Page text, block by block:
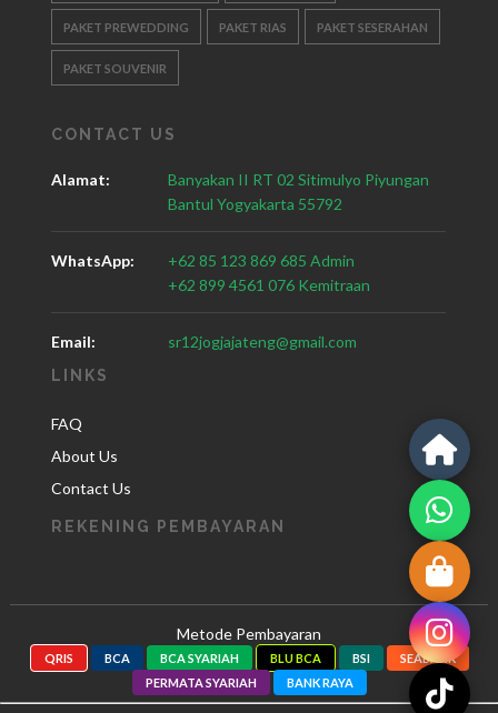
PAKET PREWEDDING PAKET RIAS PAKET SESERAHAN
PAKET SOUVENIR
CONTACT US
Alamat:
Banyakan II RT 02 Sitimulyo Piyungan
Bantul Yogyakarta 55792
WhatsApp:
+62 85 123 869 685 Admin
+62 899 4561 076 Kemitraan
Email: sr12jogjajateng@gmail.com
LINKS
FAQ
About Us
Contact Us
REKENING PEMBAYARAN
Metode Pembayaran
QRIS BCA BCA SYARIAH BLU BCA BSI
SEABANK
PERMATA SYARIAH
BANK RAYA